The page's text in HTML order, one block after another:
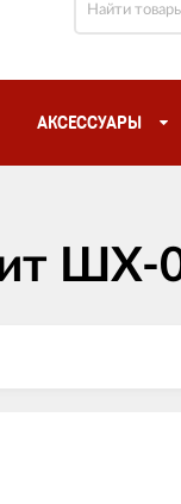
АКСЕССУАРЫ
ШХ-